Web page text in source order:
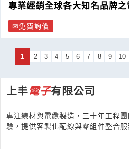
專業經銷全球各大知名品牌
免費詢價
1 2 3 4 5 6 7 8 9 10
上丰電子有限公司
專注線材與電纜製造，三十年工程
驗，提供客製化配線與零組件整合